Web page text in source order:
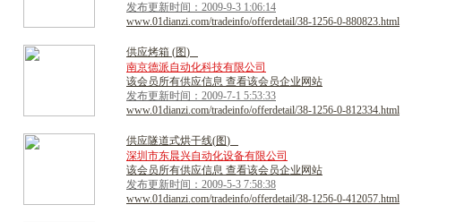
发布更新时间：2009-9-3 1:06:14
www.01dianzi.com/tradeinfo/offerdetail/38-1256-0-880823.html
供应烤箱 (图)
南京德派自动化科技有限公司
该会员所有供应信息 查看该会员企业网站
发布更新时间：2009-7-1 5:53:33
www.01dianzi.com/tradeinfo/offerdetail/38-1256-0-812334.html
供应隧道式烘干线(图)
深圳市东晨兴自动化设备有限公司
该会员所有供应信息 查看该会员企业网站
发布更新时间：2009-5-3 7:58:38
www.01dianzi.com/tradeinfo/offerdetail/38-1256-0-412057.html